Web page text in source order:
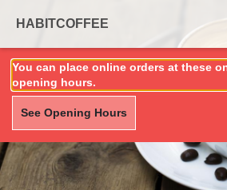
HABITCOFFEE
You can place online orders at these
opening hours.
See Opening Hours